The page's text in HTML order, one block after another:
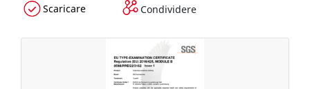
Scaricare Condividere